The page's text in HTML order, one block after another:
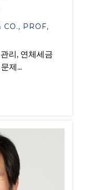
CO., PROF,
리, 연체세금
제...